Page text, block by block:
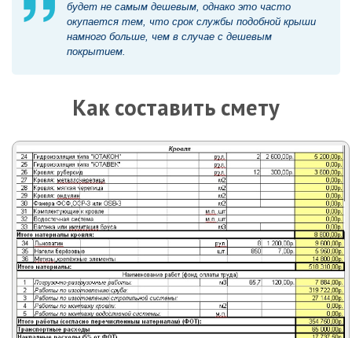
будет не самым дешевым, однако это часто
окупается тем, что срок службы подобной крыши
намного больше, чем в случае с дешевым
покрытием.
Как составить смету